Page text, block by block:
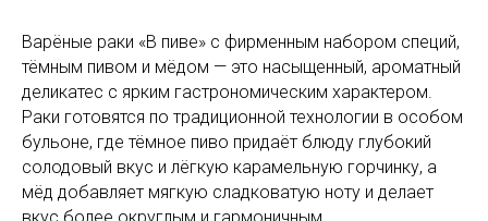
Варёные раки «В пиве» с фирменным набором специй,
тёмным пивом и мёдом — это насыщенный, ароматный
деликатес с ярким гастрономическим характером.
Раки готовятся по традиционной технологии в особом
бульоне, где тёмное пиво придаёт блюду глубокий
солодовый вкус и лёгкую карамельную горчинку, а
мёд добавляет мягкую сладковатую ноту и делает